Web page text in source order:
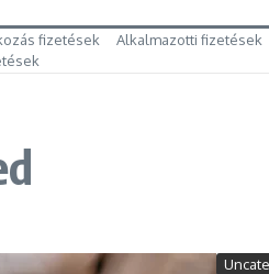
fizetések Alkalmazotti fizetések